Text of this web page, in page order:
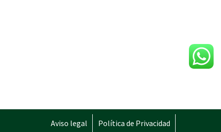
Aviso legal Política de Privacidad